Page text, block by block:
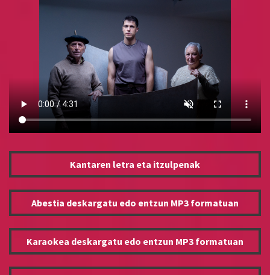
Kantaren letra eta itzulpenak
Abestia deskargatu edo entzun MP3 formatuan
Karaokea deskargatu edo entzun MP3 formatuan